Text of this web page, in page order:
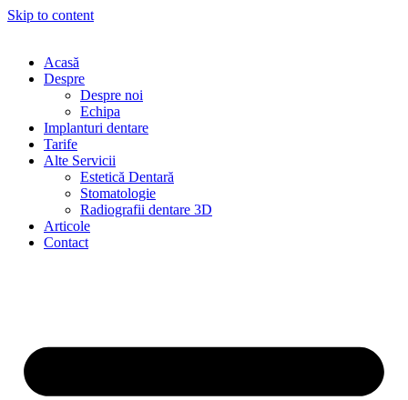
Skip to content
Acasă
Despre
Despre noi
Echipa
Implanturi dentare
Tarife
Alte Servicii
Estetică Dentară
Stomatologie
Radiografii dentare 3D
Articole
Contact